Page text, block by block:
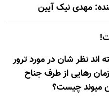
اند نظر شان در مورد ترور
رهایی از طرف جناح
میوند چیست؟